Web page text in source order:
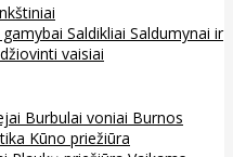
Saldikliai Saldumynai ir
vaisiai
Burbulai voniai Burnos
Kūno priežiūra